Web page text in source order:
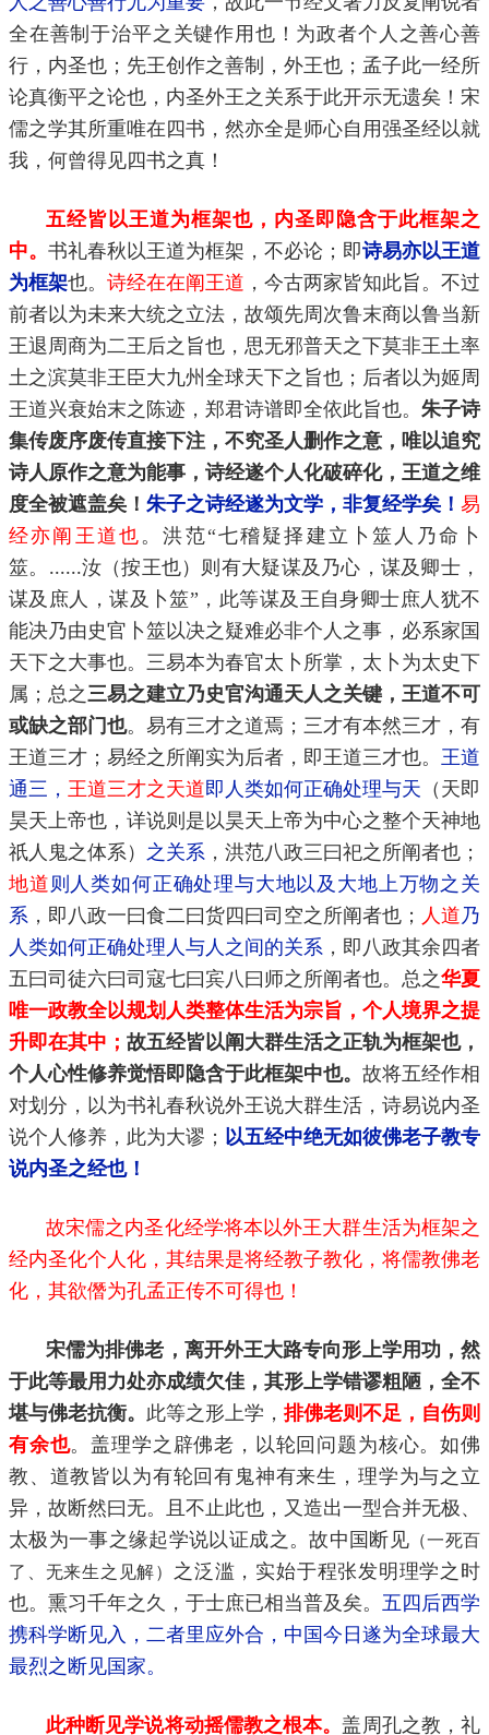
全在善制于治平之关键作用也！为政者个人之善心善
行，内圣也；先王创作之善制，外王也；孟子此一经所
论真衡平之论也，内圣外王之关系于此开示无遗矣！宋
儒之学其所重唯在四书，然亦全是师心自用强圣经以就
我，何曾得见四书之真！
五经皆以王道为框架也，内圣即隐含于此框架之
中。 书礼春秋以王道为框架，不必论；即诗易亦以王道
为框架也。 诗经在在阐王道 ，今古两家皆知此旨。不过
前者以为未来大统之立法，故颂先周次鲁末商以鲁当新
王退周商为二王后之旨也，思无邪普天之下莫非王土率
土之滨莫非王臣大九州全球天下之旨也；后者以为姬周
王道兴衰始末之陈迹，郑君诗谱即全依此旨也。 朱子诗
集传废序废传直接下注，不究圣人删作之意，唯以追究
诗人原作之意为能事，诗经遂个人化破碎化，王道之维
度全被遮盖矣！ 朱子之诗经遂为文学，非复经学矣！ 易
经亦阐王道也 。洪范“七稽疑择建立卜筮人乃命卜
筮。
......汝（按王也）则有大疑谋及乃心，谋及卿士，
谋及庶人，谋及卜筮”，此等谋及王自身卿士庶人犹不
能决乃由史官卜筮以决之疑难必非个人之事，必系家国
天下之大事也。三易本为春官太卜所掌，太卜为太史下
属；总之 三易之建立乃史官沟通天人之关键，王道不可
或缺之部门也。易有三才之道焉；三才有本然三才，有
王道三才；易经之所阐实为后者，即王道三才也。 王道
通三， 王道三才之天道即人类如何正确处理与天 （天即
昊天上帝也，详说则是以昊天上帝为中心之整个天神地
祇人鬼之体系） 之关系 ，洪范八政三曰祀之所阐者也；
地道 则人类如何正确处理与大地以及大地上万物之关
系 ，即八政一曰食二曰货四曰司空之所阐者也； 人道乃
人类如何正确处理人与人之间的关系 ，即八政其余四者
五曰司徒六曰司寇七曰宾八曰师之所阐者也。总之华夏
唯一政教全以规划人类整体生活为宗旨，个人境界之提
升即在其中； 故五经皆以阐大群生活之正轨为框架也，
个人心性修养觉悟即隐含于此框架中也。 故将五经作相
对划分，以为书礼春秋说外王说大群生活，诗易说内圣
说个人修养，此为大谬； 以五经中绝无如彼佛老子教专
说内圣之经也！
故宋儒之内圣化经学将本以外王大群生活为框架之
经内圣化个人化，其结果是将经教子教化，将儒教佛老
化，其欲僭为孔孟正传不可得也！
宋儒为排佛老，离开外王大路专向形上学用功，然
于此等最用力处亦成绩欠佳，其形上学错谬粗陋，全不
堪与佛老抗衡。 此等之形上学， 排佛老则不足，自伤则
有余也。盖理学之辟佛老，以轮回问题为核心。如佛
教、道教皆以为有轮回有鬼神有来生，理学为与之立
异，故断然曰无。且不止此也，又造出一型合并无极、
太极为一事之缘起学说以证成之。故中国断见（一死百
了、无来生之见解）
之泛滥，实始于程张发明理学之时
也。熏习千年之久，于士庶已相当普及矣。 五四后西学
携科学断见入，二者里应外合，中国今日遂为全球最大
最烈之断见国家。
此种断见学说将动摇儒教之根本。盖周孔之教，礼